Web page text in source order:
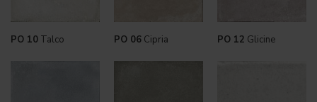
PO 10 Talco PO 06Cipria PO 12 Glicine